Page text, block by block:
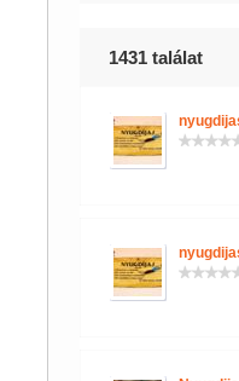
1431 találat